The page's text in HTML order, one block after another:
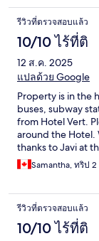
รีวิวที่ตรวจสอบแล้ว
10/10 ไร้ที่ติ
12 ส.ค. 2025
แปลด้วย Google
Property is in the
buses, subway
from Hotel Vert.
around the Hotel.
thanks to Javi at
Samantha, ทริป
รีวิวที่ตรวจสอบแล้ว
10/10 ไร้ที่ติ